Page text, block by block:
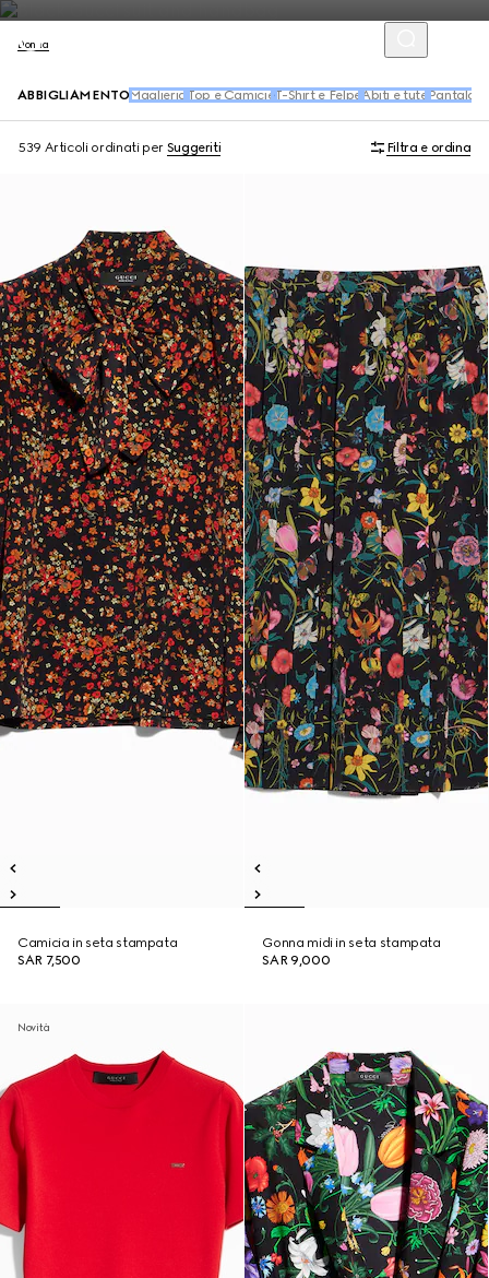
Donna
ABBIGLIAMENTO Maglieria Top e CamicieT-Shirt e Felpe Abiti e tute
539 Articoli ordinati per Suggeriti Filtra e ordina
Camicia in seta stampata
SAR 7,500
Gonna midi in seta stampata
SAR 9,000
Novità